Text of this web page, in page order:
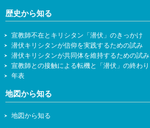
歴史から知る
宣教師不在とキリシタン「潜伏」のきっかけ
潜伏キリシタンが信仰を実践するための試み
潜伏キリシタンが共同体を維持するための試み
宣教師との接触による転機と「潜伏」の終わり
年表
地図から知る
地図から知る